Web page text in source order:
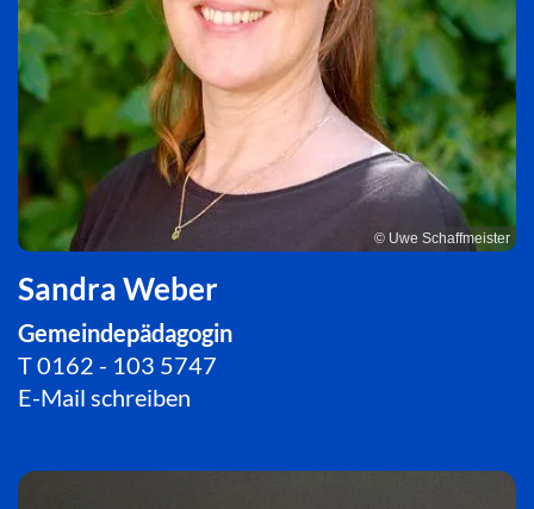
© Uwe Schaffmeister
Sandra Weber
Gemeindepädagogin
T0162 - 103 5747
E-Mail schreiben